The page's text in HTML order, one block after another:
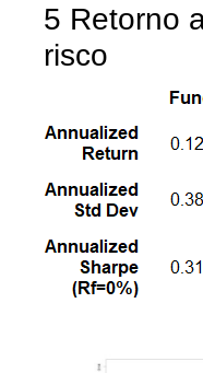
5 Retorno
risco